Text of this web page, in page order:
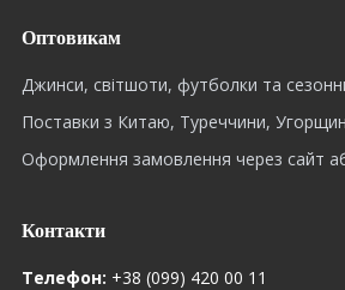
Оптовикам
Джинси, світшоти, футболки та
Поставки з Китаю, Туреччини,
Оформлення замовлення через сайт
Контакти
Телефон: +38 (099) 420 00 11